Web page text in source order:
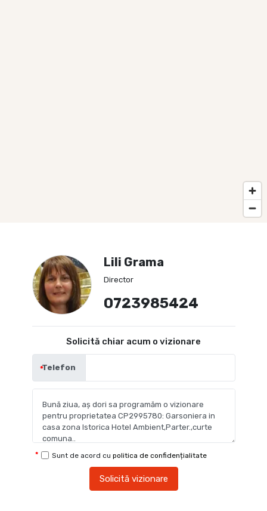
Lili Grama
Director
0723985424
Solicită chiar acum o vizionare
Telefon
Sunt de acord cu politica de confidențialitate
Solicită vizionare